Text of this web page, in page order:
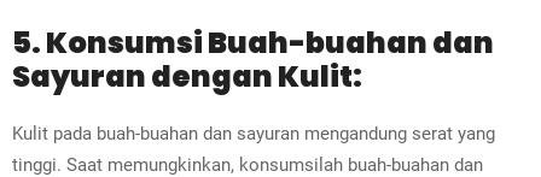
5. Konsumsi Buah-buahan dan
Sayuran dengan Kulit:
Kulit pada buah-buahan dan sayuran mengandung serat yang
tinggi. Saat memungkinkan, konsumsilah buah-buahan dan